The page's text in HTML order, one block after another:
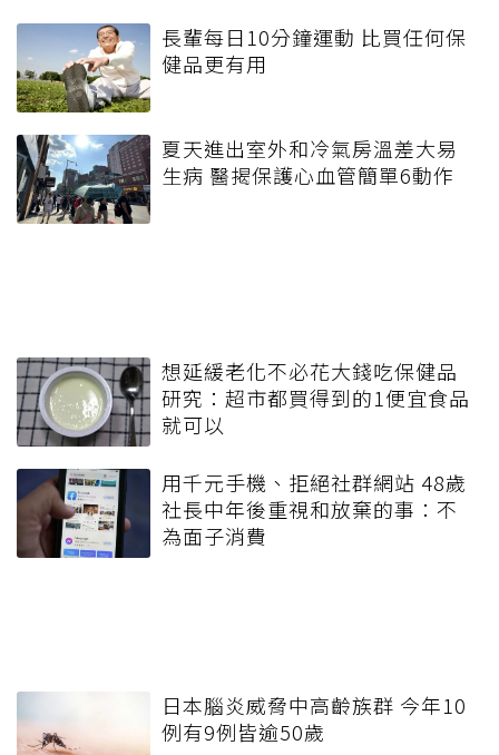
長輩每日10分鐘運動 比買任何保
健品更有用
夏天進出室外和冷氣房溫差大易
生病 醫揭保護心血管簡單6動作
想延緩老化不必花大錢吃保健品
研究：超市都買得到的1便宜食品
就可以
用千元手機、拒絕社群網站 48歲
社長中年後重視和放棄的事：不
為面子消費
日本腦炎威脅中高齡族群 今年10
例有9例皆逾50歲